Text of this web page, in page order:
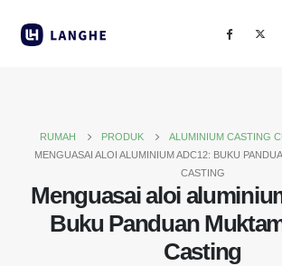
RUMAH PRODUK
ALUMINIUM CASTING
MENGUASAI ALOI ALUMINIUM ADC12: BUKU
CASTING
Menguasai aloi
Buku Panduan
Casting